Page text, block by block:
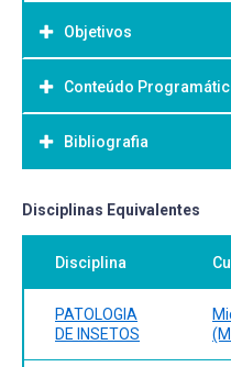
Objetivos
Objetivo Geral:
Conteúdo
Bibliografia
Bibliografia Básica:
Disciplinas Equivalentes
Disciplina
PATOLOGIA
DE INSETOS